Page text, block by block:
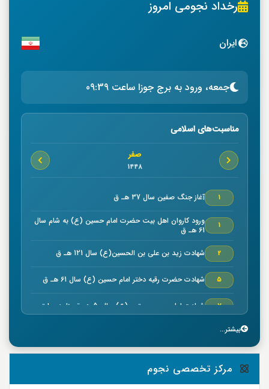
رخداد نجومی امروز
ایران
جمعه، ورود به برج جوزا ساعت 09:39
مناسبت‌های اسلامی
صفر
1448
1 آغاز جنگ صفين سال 37 هـ ق
1
ورود كاروان اهل بيت حضرت امام حسين (ع) به شام سال
61 هـ ق
2 شهادت زيد بن علي بن الحسين(ع) سال 121 هـ ق
5 شهادت حضرت رقیه دختر امام حسین (ع) سال 61 هـ ق
7 شهادت امام حسن مجتبي (ع) سال50 هـ ق بنا به روایتی
7بیشتر...
مرکز تخصصی نجوم